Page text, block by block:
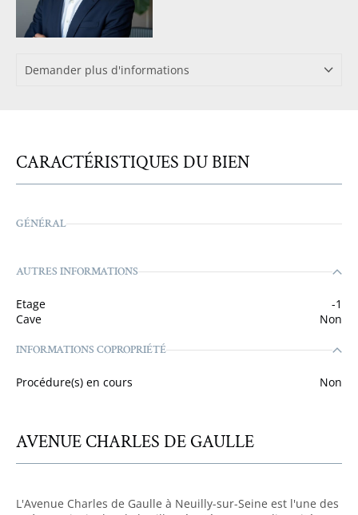
Demander plus d'informations
CARACTÉRISTIQUES DU BIEN
GÉNÉRAL
AUTRES INFORMATIONS
Etage
-1
Cave
Non
INFORMATIONS COPROPRIÉTÉ
Procédure(s) en cours Non
AVENUE CHARLES DE GAULLE
L'Avenue Charles de Gaulle à Neuilly-sur-Seine est l'une des